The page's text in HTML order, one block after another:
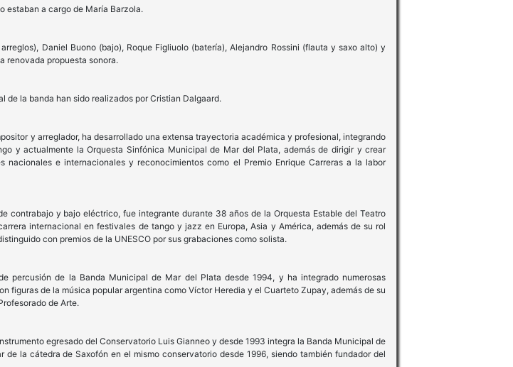
estaban a cargo de María Barzola.
Daniel Buono (bajo), Roque Figliuolo (batería), Alejandro Rossini (flauta y saxo alto) y
renovada propuesta sonora.
de la banda han sido realizados por Cristian Dalgaard.
y arreglador, ha desarrollado una extensa trayectoria académica y profesional, integrando
y actualmente la Orquesta Sinfónica Municipal de Mar del Plata, además de dirigir y crear
nacionales e internacionales y reconocimientos como el Premio Enrique Carreras a la labor
contrabajo y bajo eléctrico, fue integrante durante 38 años de la Orquesta Estable del Teatro
internacional en festivales de tango y jazz en Europa, Asia y América, además de su rol
con premios de la UNESCO por sus grabaciones como solista.
percusión de la Banda Municipal de Mar del Plata desde 1994, y ha integrado numerosas
de la música popular argentina como Víctor Heredia y el Cuarteto Zupay, además de su
de Arte.
egresado del Conservatorio Luis Gianneo y desde 1993 integra la Banda Municipal de
la cátedra de Saxofón en el mismo conservatorio desde 1996, siendo también fundador del